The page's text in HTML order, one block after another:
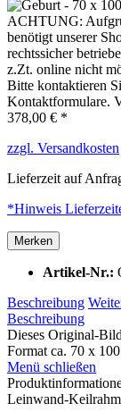
ACHTUNG:
benötigt unserer
rechtssicher
z.Zt. online nicht
Bitte kontaktieren
Kontaktformulare.
378,00 € *
zzgl. Versandkosten
Lieferzeit auf
*Hinweis
Merken
Artikel-Nr.:
Beschreibung
Beschreibung
Dieses Original-
Format ca. 70 x
Menü schließen
Leinwand-